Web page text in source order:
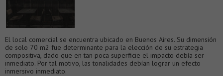
El local comercial se encuentra ubicado en Buenos Aires. Su dimensión
de solo 70 m2 fue determinante para la elección de su estrategia
compositiva, dado que en tan poca superficie el impacto debía ser
inmediato. Por tal motivo, las tonalidades debían lograr un efecto
inmersivo inmediato.